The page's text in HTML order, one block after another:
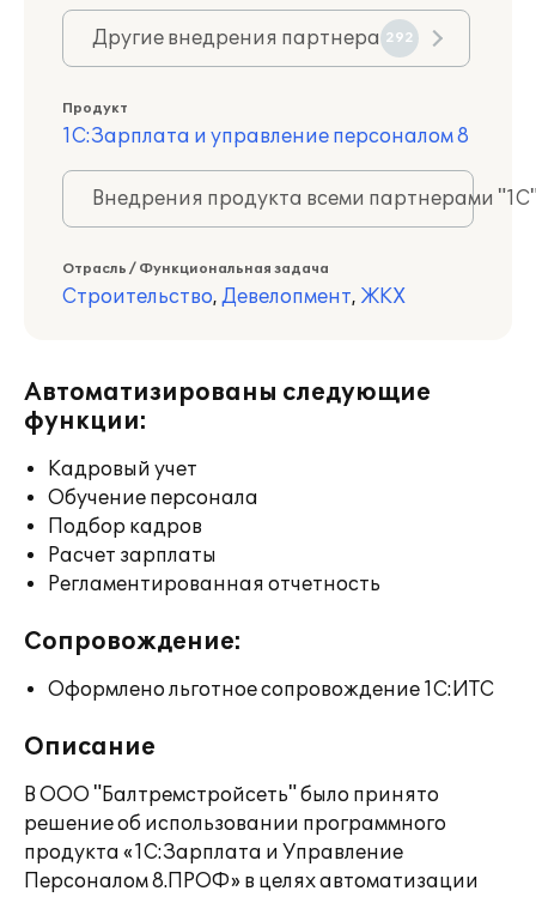
Другие внедрения партнера 292
Продукт
1С:Зарплата и управление персоналом 8
Внедрения продукта всеми партнерами
Отрасль / Функциональная задача
Строительство, Девелопмент, ЖКХ
Автоматизированы следующие
функции:
Кадровый учет
Обучение персонала
Подбор кадров
Расчет зарплаты
Регламентированная отчетность
Сопровождение:
Оформлено льготное сопровождение 1С:ИТС
Описание
В ООО "Балтремстройсеть" было принято
решение об использовании программного
продукта «1С:Зарплата и Управление
Персоналом 8.ПРОФ» в целях автоматизации